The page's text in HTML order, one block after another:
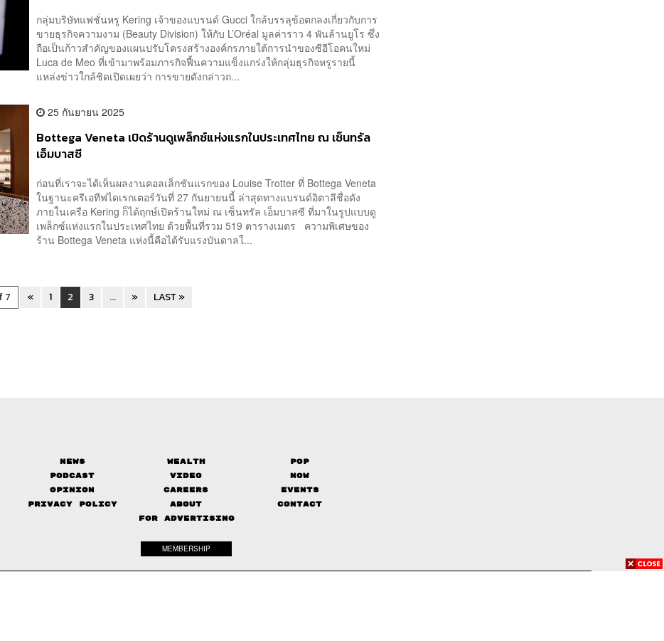
กลุ่มบริษัทแฟชั่นหรู Kering เจ้าของแบรนด์ Gucci ใกล้บรรลุข้อตกลงเกี่ยวกับการ
ขายธุรกิจความงาม (Beauty Division) ให้กับ L’Oréal มูลค่าราว 4 พันล้านยูโร ซึ่ง
ถือเป็นก้าวสำคัญของแผนปรับโครงสร้างองค์กรภายใต้การนำของซีอีโอคนใหม่
Luca de Meo ที่เข้ามาพร้อมภารกิจฟื้นความแข็งแกร่งให้กลุ่มธุรกิจหรูรายนี้
แหล่งข่าวใกล้ชิดเปิดเผยว่า การขายดังกล่าวถ...
25 กันยายน 2025
Bottega Veneta เปิดร้านดูเพล็กซ์แห่งแรกในประเทศไทย ณ เซ็นทรัล
เอ็มบาสซี
ก่อนที่เราจะได้เห็นผลงานคอลเล็กชันแรกของ Louise Trotter ที่ Bottega Veneta
ในฐานะครีเอทีฟไดเรกเตอร์วันที่ 27 กันยายนนี้ ล่าสุดทางแบรนด์อิตาลีชื่อดัง
ภายในเครือ Kering ก็ได้ฤกษ์เปิดร้านใหม่ ณ เซ็นทรัล เอ็มบาสซี ที่มาในรูปแบบดู
เพล็กซ์แห่งแรกในประเทศไทย ด้วยพื้นที่รวม 519 ตารางเมตร ความพิเศษของ
ร้าน Bottega Veneta แห่งนี้คือได้รับแรงบันดาลใ...
7 « 1 2 3 ... » LAST »
News Wealth
Pop
Podcast
Video
Now
Opinion
Careers
Events
Privacy Policy
About
Contact
FOR ADVERTISING
MEMBERSHIP